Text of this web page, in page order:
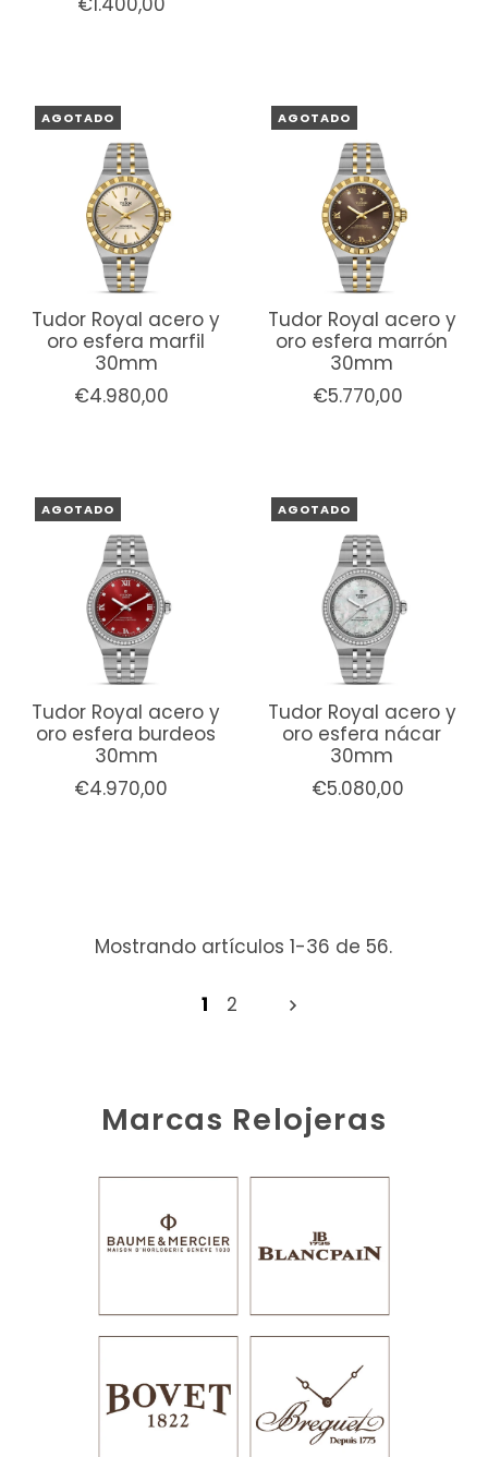
AGOTADO
Tudor Royal acero y
oro esfera marfil
30mm
€4.980,00
AGOTADO
Tudor Royal acero y
oro esfera marrón
30mm
€5.770,00
AGOTADO
Tudor Royal acero y
oro esfera burdeos
30mm
€4.970,00
AGOTADO
Tudor Royal acero y
oro esfera nácar
30mm
€5.080,00
Mostrando artículos 1-36 de 56.
1 2
Marcas Relojeras